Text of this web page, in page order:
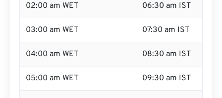
02:00 am WET 06:30 am IST
03:00 am WET 07:30 am IST
04:00 am WET 08:30 am IST
05:00 am WET 09:30 am IST